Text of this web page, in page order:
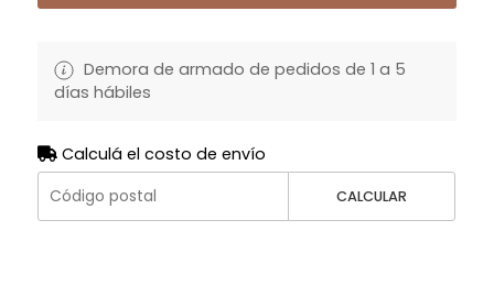
Demora de armado de pedidos de 1 a 5
días hábiles
Calculá el costo de envío
CALCULAR